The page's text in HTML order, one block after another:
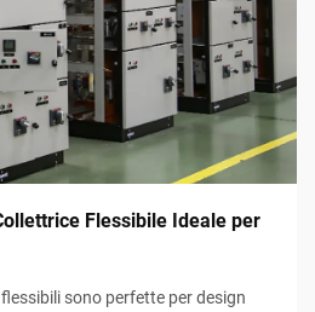
Flessibile Ideale per
sono perfette per design